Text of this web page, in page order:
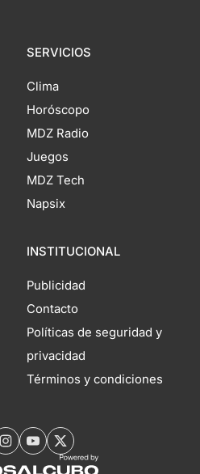
SERVICIOS
Clima
Horóscopo
MDZ Radio
Juegos
MDZ Tech
Napsix
INSTITUCIONAL
Publicidad
Contacto
Políticas de seguridad y
privacidad
Términos y condiciones